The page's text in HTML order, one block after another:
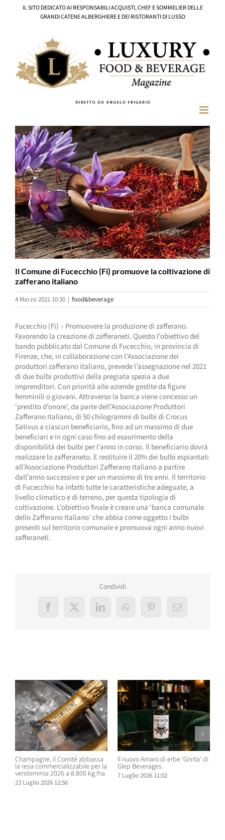
IL SITO DEDICATO AI RESPONSABILI ACQUISTI, CHEF E SOMMELIER DELLE
GRANDI CATENE ALBERGHIERE E DEI RISTORANTI DI LUSSO
Ingrandisci
immagine
Il Comune di Fucecchio (Fi) promuove la coltivazione di
zafferano italiano
4 Marzo 2021 10:30 | food&beverage
Fucecchio (Fi) – Promuovere la produzione di zafferano.
Favorendo la creazione di zafferaneti. Questo l’obiettivo del
bando pubblicato dal Comune di Fucecchio, in provincia di
Firenze, che, in collaborazione con l’Associazione dei
produttori zafferano italiano, prevede l’assegnazione nel 2021
di due bulbi produttivi della pregiata spezia a due
imprenditori. Con priorità alle aziende gestite da figure
femminili o giovani. Attraverso la banca viene concesso un
‘prestito d’onore’, da parte dell’Associazione Produttori
Zafferano Italiano, di 50 chilogrammi di bulbi di Crocus
Sativus a ciascun beneficiario, fino ad un massimo di due
beneficiari e in ogni caso fino ad esaurimento della
disponibilità dei bulbi per l’anno in corso. Il beneficiario dovrà
realizzare lo zafferaneto. E restituire il 20% dei bulbi espiantati
all’Associazione Produttori Zafferano Italiano a partire
dall’anno successivo e per un massimo di tre anni. Il territorio
di Fucecchio ha infatti tutte le caratteristiche adeguate, a
livello climatico e di terreno, per questa tipologia di
coltivazione. L’obiettivo finale è creare una ‘banca comunale
dello Zafferano Italiano’ che abbia come oggetto i bulbi
presenti sul territorio comunale e promuova ogni anno nuovi
zafferaneti.
Condividi
Facebook
X LinkedInWhatsAppPinterestEmail
Champagne, il Comité abbassa
la resa commercializzabile per la
vendemmia 2026 a 8.800 kg/ha
23 Luglio 2026 12:56
Il nuovo Amaro di erbe ‘Grinta’ di
Glep Beverages
7 Luglio 2026 11:02